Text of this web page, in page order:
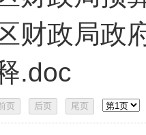
财政局政
.doc